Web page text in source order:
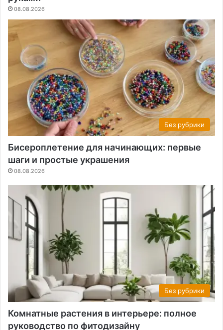
08.08.2026
Без рубрики
Бисероплетение для начинающих: первые
шаги и простые украшения
08.08.2026
Без рубрики
Комнатные растения в интерьере: полное
руководство по фитодизайну